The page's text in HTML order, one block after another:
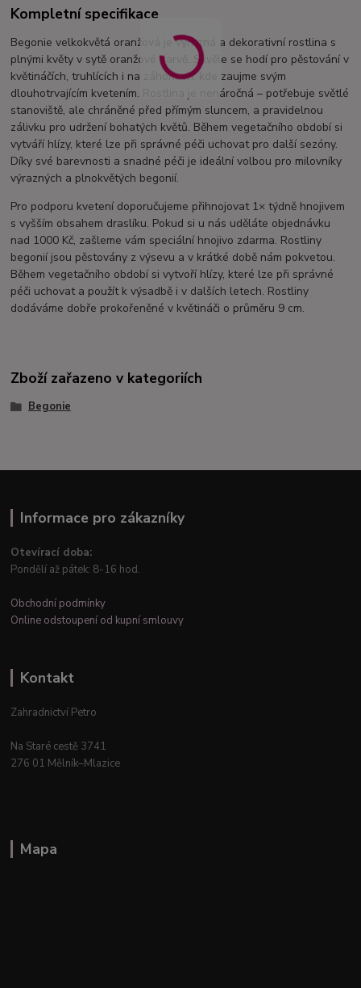
Kompletní specifikace
Begonie velkokvětá oranžová je výrazná a dekorativní rostlina s
plnými květy v sytě oranžové barvě. Skvěle se hodí pro pěstování v
květináčích, truhlících i na záhonech, kde zaujme svým
dlouhotrvajícím kvetením. Rostlina je nenáročná – potřebuje světlé
stanoviště, ale chráněné před přímým sluncem, a pravidelnou
zálivku pro udržení bohatých květů. Během vegetačního období si
vytváří hlízy, které lze při správné péči uchovat pro další sezóny.
Díky své barevnosti a snadné péči je ideální volbou pro milovníky
výrazných a plnokvětých begonií.
Pro podporu kvetení doporučujeme přihnojovat 1× týdně hnojivem
s vyšším obsahem draslíku. Pokud si u nás uděláte objednávku
nad 1000 Kč, zašleme vám speciální hnojivo zdarma. Rostliny
begonií jsou pěstovány z výsevu a v krátké době nám pokvetou.
Během vegetačního období si vytvoří hlízy, které lze při správné
péči uchovat a použít k výsadbě i v dalších letech. Rostliny
dodáváme dobře prokořeněné v květináči o průměru 9 cm.
Zboží zařazeno v kategoriích
Begonie
Informace pro zákazníky
Otevírací doba:
Pondělí až pátek: 8-16 hod.
Obchodní podmínky
Online odstoupení od kupní smlouvy
Kontakt
Zahradnictví Petro
Na Staré cestě 3741
276 01 Mělník–Mlazice
Mapa